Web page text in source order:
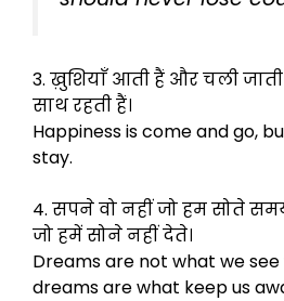
3. ख़ुशियाँ आती हैं और चली
साथ रहती हैं।
Happiness is come and go,
stay.
4. सपने वो नहीं जो हम सोते
जो हमें सोने नहीं देते।
Dreams are not what we
dreams are what keep us